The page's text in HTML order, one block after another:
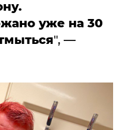
уже на 30
", —